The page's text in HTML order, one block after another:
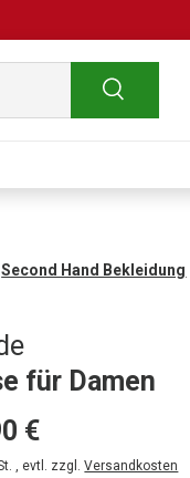
Suchen
Second Hand Bekleidung
für Damen
€
, evtl. zzgl.Versandkosten